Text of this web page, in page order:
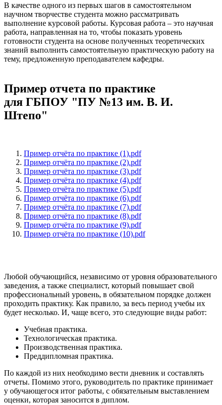
В качестве одного из первых шагов в самостоятельном
научном творчестве студента можно рассматривать
выполнение курсовой работы. Курсовая работа – это научная
работа, направленная на то, чтобы показать уровень
готовности студента на основе полученных теоретических
знаний выполнить самостоятельную практическую работу на
тему, предложенную преподавателем кафедры.
Пример отчета по практике
для ГБПОУ "ПУ №13 им. В. И.
Штепо"
Пример отчёта по практике (1).pdf
Пример отчёта по практике (2).pdf
Пример отчёта по практике (3).pdf
Пример отчёта по практике (4).pdf
Пример отчёта по практике (5).pdf
Пример отчёта по практике (6).pdf
Пример отчёта по практике (7).pdf
Пример отчёта по практике (8).pdf
Пример отчёта по практике (9).pdf
Пример отчёта по практике (10).pdf
Любой обучающийся, независимо от уровня образовательного
заведения, а также специалист, который повышает свой
профессиональный уровень, в обязательном порядке должен
проходить практику. Как правило, за весь период учебы их
будет несколько. И, чаще всего, это следующие виды работ:
Учебная практика.
Технологическая практика.
Производственная практика.
Преддипломная практика.
По каждой из них необходимо вести дневник и составлять
отчеты. Помимо этого, руководитель по практике принимает
у обучающегося итог работы, с обязательным выставлением
оценки, которая заносится в диплом.